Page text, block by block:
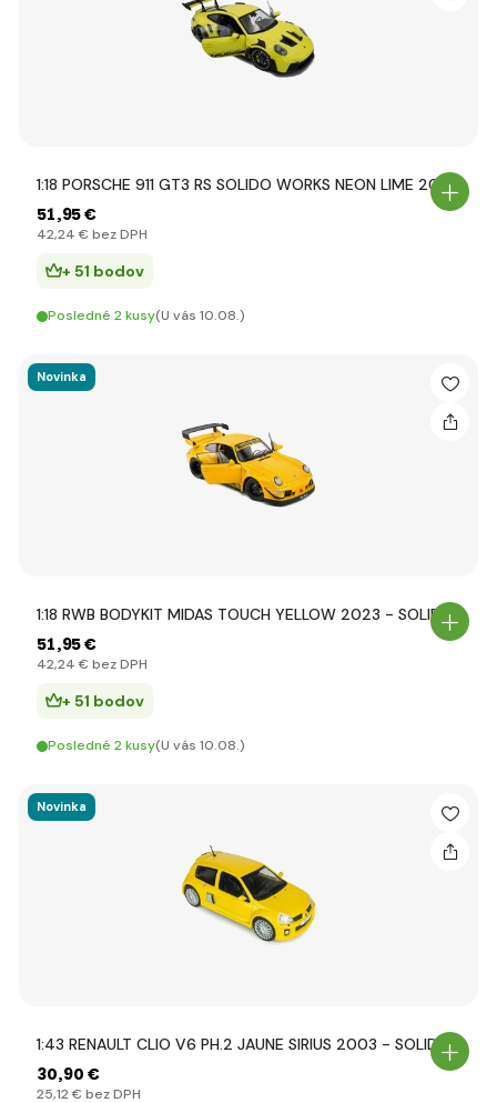
1:18 PORSCHE 911 GT3 RS SOLIDO WORKS NEON LIME 2024
51,95 €
42,24 € bez DPH
+ 51 bodov
Posledné 2 kusy(U vás 10.08.)
Novinka
1:18 RWB BODYKIT MIDAS TOUCH YELLOW 2023 - SOLIDO
51,95 €
42,24 € bez DPH
+ 51 bodov
Posledné 2 kusy(U vás 10.08.)
Novinka
1:43 RENAULT CLIO V6 PH.2 JAUNE SIRIUS 2003 - SOLIDO
30,90 €
25,12 € bez DPH